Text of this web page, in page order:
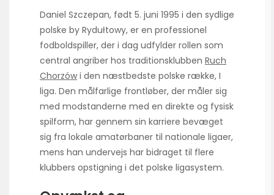
Daniel Szczepan, født 5. juni 1995 i den sydlige
polske by Rydułtowy, er en professionel
fodboldspiller, der i dag udfylder rollen som
central angriber hos traditionsklubben Ruch
Chorzów i den næstbedste polske række, I
liga. Den målfarlige frontløber, der måler sig
med modstanderne med en direkte og fysisk
spilform, har gennem sin karriere bevæget
sig fra lokale amatørbaner til nationale ligaer,
mens han undervejs har bidraget til flere
klubbers opstigning i det polske ligasystem.